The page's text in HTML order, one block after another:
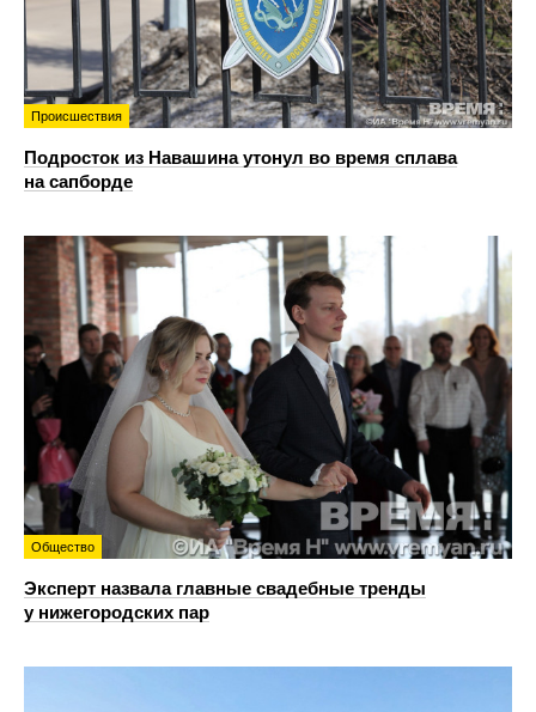
Происшествия
Подросток из Навашина утонул во время сплава
на сапборде
Общество
Эксперт назвала главные свадебные тренды
у нижегородских пар